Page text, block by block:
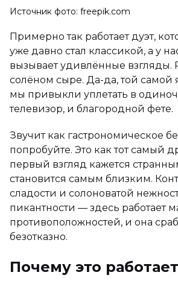
Источник фото: freepik.com
Примерно так работает дуэт,
уже давно стал классикой, а у
вызывает удивлённые взгляды.
солёном сыре. Да-да, той самой
мы привыкли уплетать в
телевизор, и благородной фете.
Звучит как гастрономическое
попробуйте. Это как тот самый
первый взгляд кажется
становится самым близким.
сладости и солоноватой
пикантности — здесь работает
противоположностей, и она
безотказно.
Почему это работает